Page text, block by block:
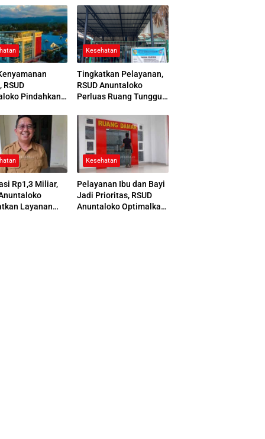
RSUD
Pindahkan
Kesehatan
Tingkatkan Pelayanan,
RSUD Anuntaloko
Perluas Ruang Tunggu
Parkir
Rp1,3 Miliar,
Layanan
Kesehatan
Pelayanan Ibu dan Bayi
Jadi Prioritas, RSUD
Anuntaloko Optimalkan